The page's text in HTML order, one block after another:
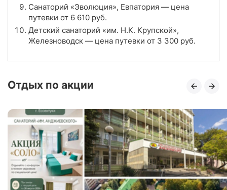
Отзывы 7 отзывов
Санаторий «Предгорье Кавказа», Горячий
Ключ
Рейтинг 4.5
Отзывы 4 отзывов
Санаторий «Звездный», Горячий Ключ
Цена в сутки от6 000руб.
Рейтинг 4.8
Санаторий «Эволюция», Евпатория — цена
путевки от 6 610 руб.
Детский санаторий «им. Н.К. Крупской»,
Железноводск — цена путевки от 3 300 руб.
Отдых по акции